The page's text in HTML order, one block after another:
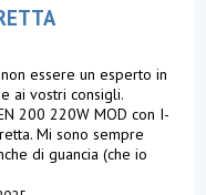
essere un esperto in
ai vostri consigli.
200 220W MOD con I-
Mi sono sempre
di guancia (che io